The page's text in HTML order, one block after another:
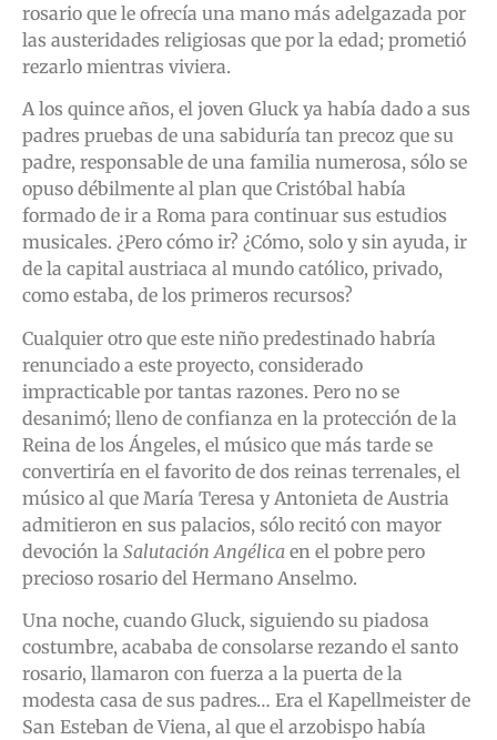
rosario que le ofrecía una mano más adelgazada por
las austeridades religiosas que por la edad; prometió
rezarlo mientras viviera.
A los quince años, el joven Gluck ya había dado a sus
padres pruebas de una sabiduría tan precoz que su
padre, responsable de una familia numerosa, sólo se
opuso débilmente al plan que Cristóbal había
formado de ir a Roma para continuar sus estudios
musicales. ¿Pero cómo ir? ¿Cómo, solo y sin ayuda, ir
de la capital austriaca al mundo católico, privado,
como estaba, de los primeros recursos?
Cualquier otro que este niño predestinado habría
renunciado a este proyecto, considerado
impracticable por tantas razones. Pero no se
desanimó; lleno de confianza en la protección de la
Reina de los Ángeles, el músico que más tarde se
convertiría en el favorito de dos reinas terrenales, el
músico al que María Teresa y Antonieta de Austria
admitieron en sus palacios, sólo recitó con mayor
devoción la Salutación Angélica en el pobre pero
precioso rosario del Hermano Anselmo.
Una noche, cuando Gluck, siguiendo su piadosa
costumbre, acababa de consolarse rezando el santo
rosario, llamaron con fuerza a la puerta de la
modesta casa de sus padres… Era el Kapellmeister de
San Esteban de Viena, al que el arzobispo había